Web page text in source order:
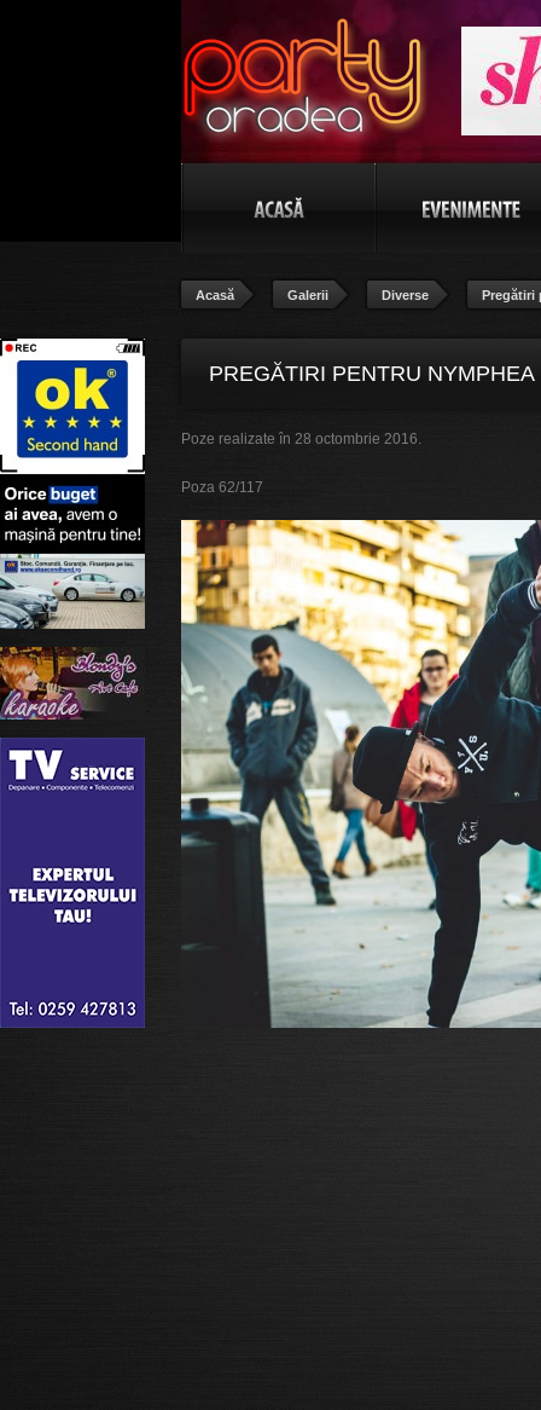
Acasă Galerii Diverse Pregătiri
PREGĂTIRI PENTRU
Poze realizate în 28 octombrie 2016.
Poza 62/117